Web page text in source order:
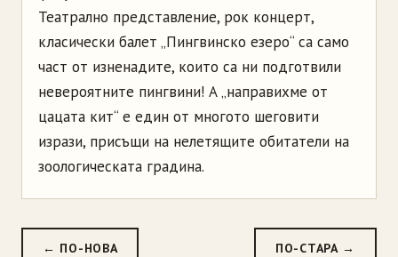
Театрално представление, рок концерт,
класически балет „Пингвинско езеро“ са само
част от изненадите, които са ни подготвили
невероятните пингвини! А „направихме от
цацата кит“ е един от многото шеговити
изрази, присъщи на нелетящите oбитатели на
зоологическата градина.
← ПО-НОВА ПО-СТАРА →